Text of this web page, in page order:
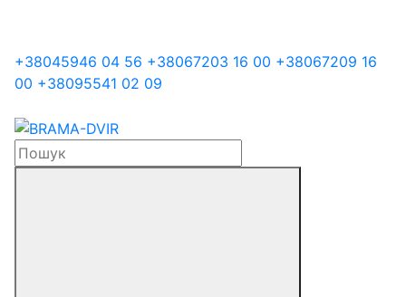
+38045946 04 56 +38067203 16 00 +38067209 16
00 +38095541 02 09